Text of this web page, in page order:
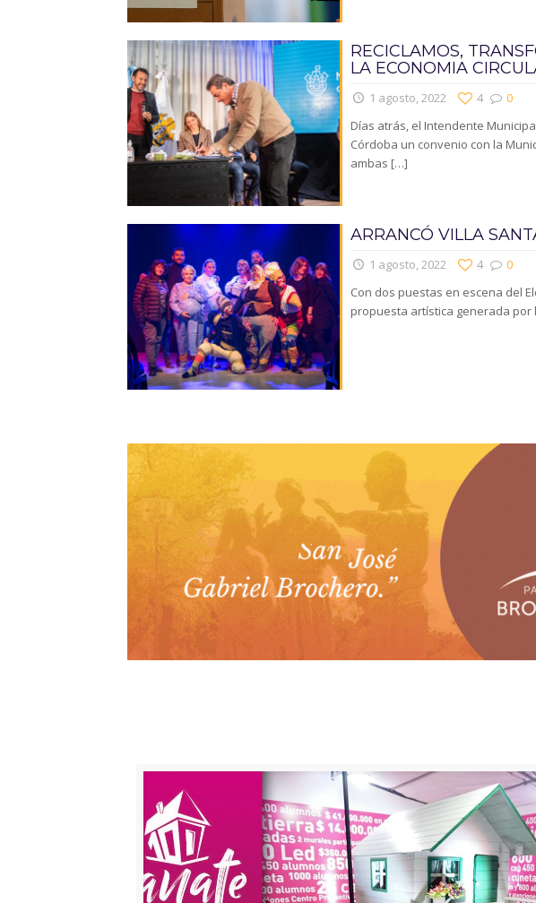
RECICLAMOS,
LA ECONOMIA
1 agosto, 2022 0
4
Días atrás, el Intendente
Córdoba un convenio con la
ambas […]
ARRANCÓ VILLA
1 agosto, 2022 0
4
Con dos puestas en escena del
propuesta artística generada por